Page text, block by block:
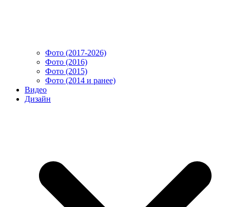
Фото (2017-2026)
Фото (2016)
Фото (2015)
Фото (2014 и ранее)
Видео
Дизайн